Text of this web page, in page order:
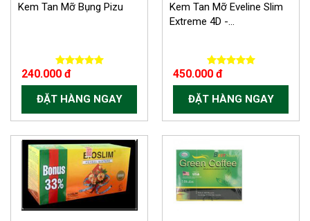
Kem Tan Mỡ Bụng Pizu
240.000 đ
ĐẶT HÀNG NGAY
Kem Tan Mỡ Eveline Slim
Extreme 4D -...
450.000 đ
ĐẶT HÀNG NGAY